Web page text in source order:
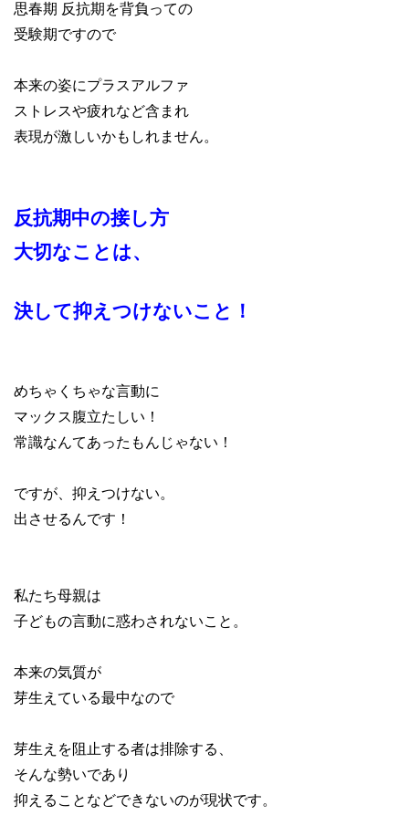
思春期 反抗期を背負っての
受験期ですので
本来の姿にプラスアルファ
ストレスや疲れなど含まれ
表現が激しいかもしれません。
反抗期中の接し方
大切なことは、
決して抑えつけないこと！
めちゃくちゃな言動に
マックス腹立たしい！
常識なんてあったもんじゃない！
ですが、抑えつけない。
出させるんです！
私たち母親は
子どもの言動に惑わされないこと。
本来の気質が
芽生えている最中なので
芽生えを阻止する者は排除する、
そんな勢いであり
抑えることなどできないのが現状です。